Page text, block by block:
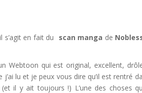
s’agit en fait du scan manga de
Webtoon qui est original, excellent,
j’ai lu et je peux vous dire qu’il est rentré
il y ait toujours !) L’une des choses